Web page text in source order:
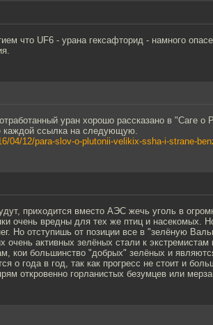
что UF6 - урана гексафторид - намного
уран хорошо рассказано в "Саге о
каждой ссылка на следующую.
04/12/para-slov-o-plutonii-velikix-ssha-i-strane-
приходится вместо АЭС жечь уголь в
очень вредны для тех же птиц и насекомых.
Но отступишь от позиции все в "зелёную
очень активных зелёных стали к
кои большинство "добрых" зелёных и
о года в год, так как прогресс не стоит и
откровенно горланистых безумцев или